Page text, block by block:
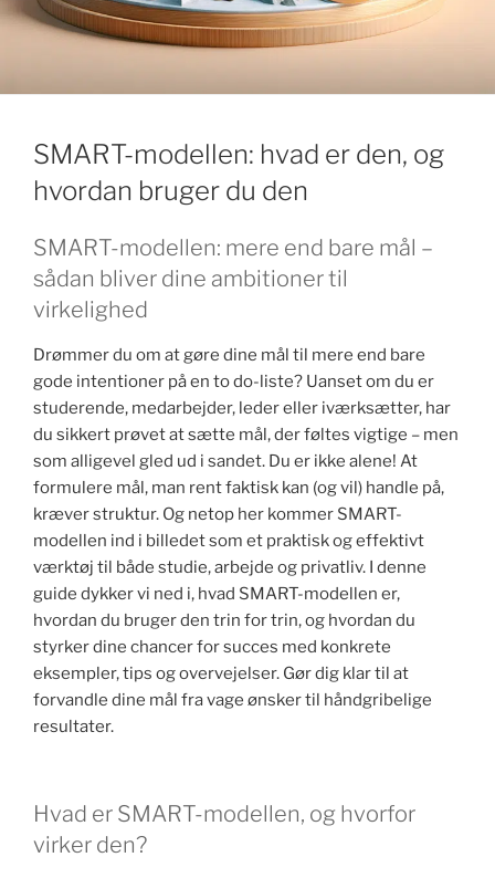
k
SMART-modellen: hvad er den, og
hvordan bruger du den
SMART-modellen: mere end bare mål –
sådan bliver dine ambitioner til
virkelighed
Drømmer du om at gøre dine mål til mere end bare
gode intentioner på en to do-liste? Uanset om du er
studerende, medarbejder, leder eller iværksætter, har
du sikkert prøvet at sætte mål, der føltes vigtige – men
som alligevel gled ud i sandet. Du er ikke alene! At
formulere mål, man rent faktisk kan (og vil) handle på,
kræver struktur. Og netop her kommer SMART-
modellen ind i billedet som et praktisk og effektivt
værktøj til både studie, arbejde og privatliv. I denne
guide dykker vi ned i, hvad SMART-modellen er,
hvordan du bruger den trin for trin, og hvordan du
styrker dine chancer for succes med konkrete
eksempler, tips og overvejelser. Gør dig klar til at
forvandle dine mål fra vage ønsker til håndgribelige
resultater.
Hvad er SMART-modellen, og hvorfor
virker den?